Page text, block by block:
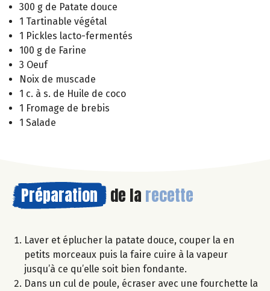
300 g de Patate douce
1 Tartinable végétal
1 Pickles lacto-fermentés
100 g de Farine
3 Oeuf
Noix de muscade
1 c. à s. de Huile de coco
1 Fromage de brebis
1 Salade
Préparation de la recette
Laver et éplucher la patate douce, couper la en
petits morceaux puis la faire cuire à la vapeur
jusqu’à ce qu’elle soit bien fondante.
Dans un cul de poule, écraser avec une fourchette la